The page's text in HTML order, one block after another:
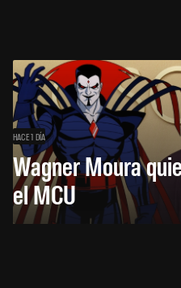
HACE 1 DÍA
Wagner Moura
el MCU